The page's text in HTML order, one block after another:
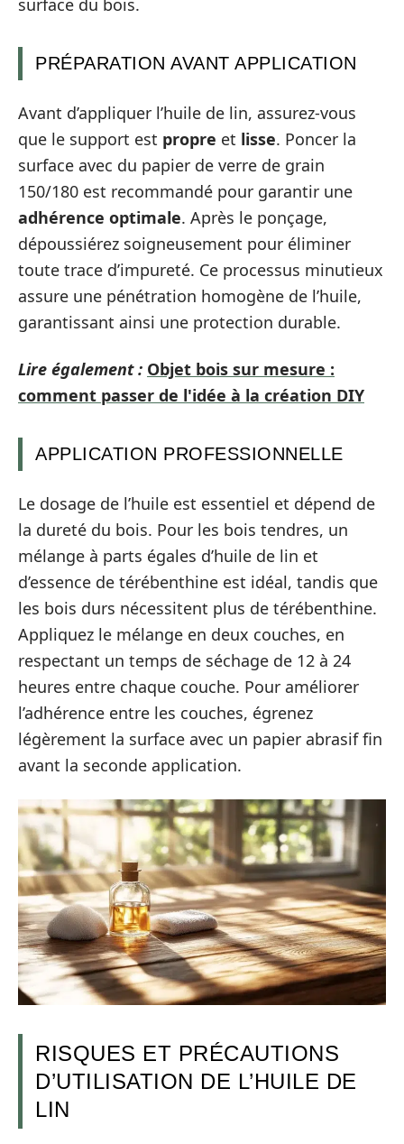
PRÉPARATION AVANT APPLICATION
Avant d’appliquer l’huile de lin, assurez-vous
que le support est propre et lisse. Poncer la
surface avec du papier de verre de grain
150/180 est recommandé pour garantir une
adhérence optimale. Après le ponçage,
dépoussiérez soigneusement pour éliminer
toute trace d’impureté. Ce processus minutieux
assure une pénétration homogène de l’huile,
garantissant ainsi une protection durable.
Lire également : Objet bois sur mesure :
comment passer de l'idée à la création DIY
APPLICATION PROFESSIONNELLE
Le dosage de l’huile est essentiel et dépend de
la dureté du bois. Pour les bois tendres, un
mélange à parts égales d’huile de lin et
d’essence de térébenthine est idéal, tandis que
les bois durs nécessitent plus de térébenthine.
Appliquez le mélange en deux couches, en
respectant un temps de séchage de 12 à 24
heures entre chaque couche. Pour améliorer
l’adhérence entre les couches, égrenez
légèrement la surface avec un papier abrasif fin
avant la seconde application.
RISQUES ET PRÉCAUTIONS
D’UTILISATION DE L’HUILE DE
LIN